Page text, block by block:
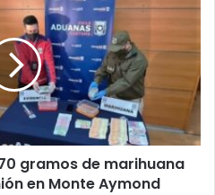
gramos de marihuana
en Monte Aymond